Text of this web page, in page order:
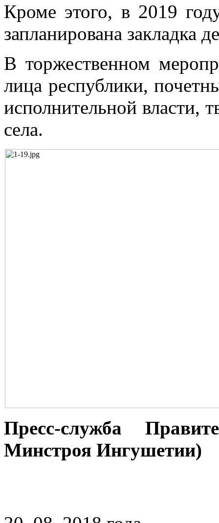
Кроме этого, в 2019
запланирована закладка
В торжественном
лица республики,
исполнительной власти,
села.
Пресс-служба
Минстроя Ингушетии)